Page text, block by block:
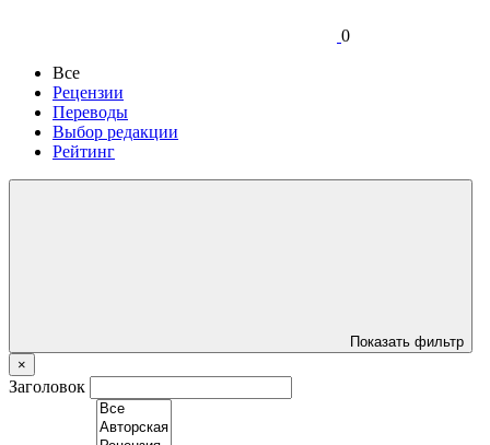
0
Все
Рецензии
Переводы
Выбор редакции
Рейтинг
Показать фильтр
×
Заголовок